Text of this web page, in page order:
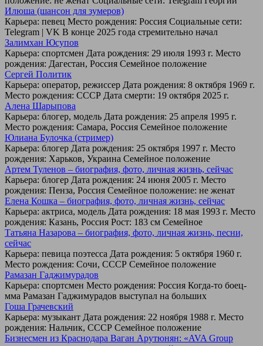
Илюша (шансон для зумеров)
Карьера: певец Место рождения: Россия Социальные сети:
Telegram | VK В конце 2025 года стремительно начал
Залимхан Юсупов
Карьера: спортсмен Дата рождения: 29 июля 1993 г. Место
рождения: Дагестан, Россия Семейное положение
Сергей Политик
Карьера: оператор, режиссер Дата рождения: 8 октября 1969 г.
Место рождения: СССР Дата смерти: 19 октября 2025 г.
Алена Шарыпова
Карьера: блогер, модель Дата рождения: 25 апреля 1995 г.
Место рождения: Самара, Россия Семейное положение
Юлиана Булочка (стример)
Карьера: блогер Дата рождения: 25 октября 1997 г. Место
рождения: Харьков, Украина Семейное положение
Артем Туленов – биография, фото, личная жизнь, сейчас
Карьера: блогер Дата рождения: 24 июня 2005 г. Место
рождения: Пенза, Россия Семейное положение: не женат
Елена Кошка – биография, фото, личная жизнь, сейчас
Карьера: актриса, модель Дата рождения: 18 мая 1993 г. Место
рождения: Казань, Россия Рост: 183 см Семейное
Татьяна Назарова – биография, фото, личная жизнь, песни,
сейчас
Карьера: певица поэтесса Дата рождения: 5 октября 1960 г.
Место рождения: Сочи, СССР Семейное положение
Рамазан Гаджимурадов
Карьера: спортсмен Место рождения: Россия Когда-то боец-
мма Рамазан Гаджимурадов выступал на больших
Гоша Грачевский
Карьера: музыкант Дата рождения: 22 ноября 1988 г. Место
рождения: Нальчик, СССР Семейное положение
Бизнесмен из Краснодара Ваган Арутюнян: «AVA Group